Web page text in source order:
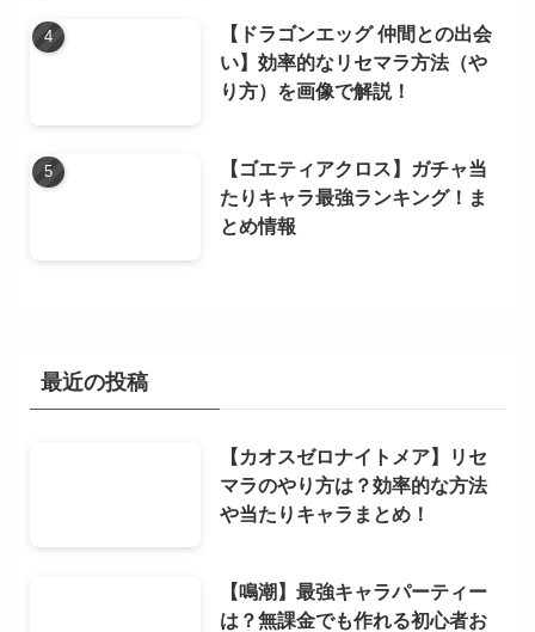
【ドラゴンエッグ 仲間との出会
い】効率的なリセマラ方法（や
り方）を画像で解説！
【ゴエティアクロス】ガチャ当
たりキャラ最強ランキング！ま
とめ情報
最近の投稿
【カオスゼロナイトメア】リセ
マラのやり方は？効率的な方法
や当たりキャラまとめ！
【鳴潮】最強キャラパーティー
は？無課金でも作れる初心者お